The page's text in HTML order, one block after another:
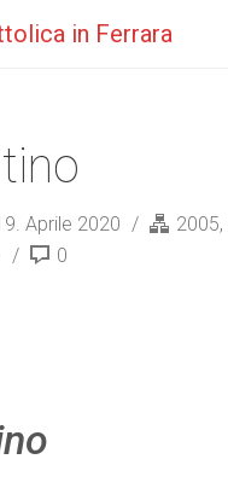
in Ferrara
Aprile 2020 2005,
0